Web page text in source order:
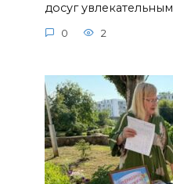
досуг увлекательным
0 2